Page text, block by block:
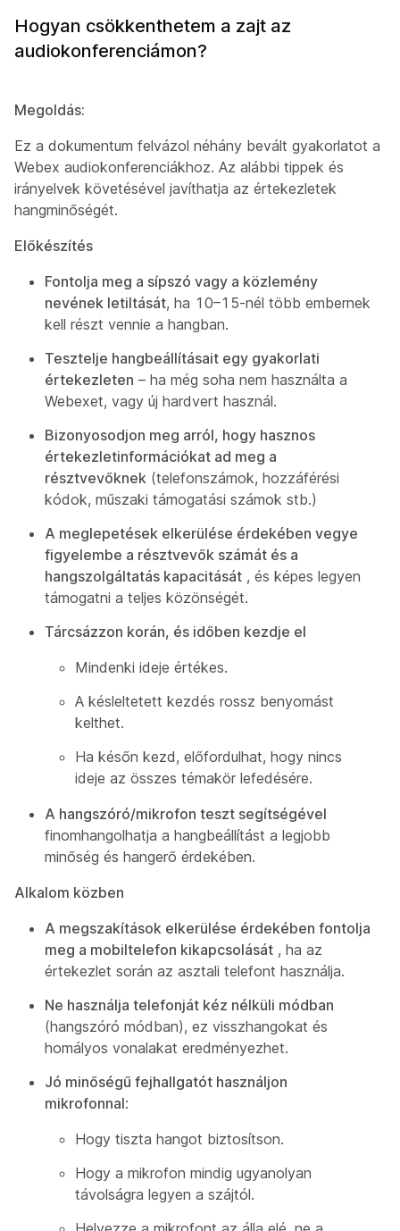
Hogyan csökkenthetem a zajt az
audiokonferenciámon?
Megoldás:
Ez a dokumentum felvázol néhány bevált gyakorlatot a
Webex audiokonferenciákhoz. Az alábbi tippek és
irányelvek követésével javíthatja az értekezletek
hangminőségét.
Előkészítés
Fontolja meg a sípszó vagy a közlemény
nevének letiltását, ha 10–15-nél több embernek
kell részt vennie a hangban.
Tesztelje hangbeállításait egy gyakorlati
értekezleten – ha még soha nem használta a
Webexet, vagy új hardvert használ.
Bizonyosodjon meg arról, hogy hasznos
értekezletinformációkat ad meg a
résztvevőknek (telefonszámok, hozzáférési
kódok, műszaki támogatási számok stb.)
A meglepetések elkerülése érdekében vegye
figyelembe a résztvevők számát és a
hangszolgáltatás kapacitását , és képes legyen
támogatni a teljes közönségét.
Tárcsázzon korán, és időben kezdje el
Mindenki ideje értékes.
A késleltetett kezdés rossz benyomást
kelthet.
Ha későn kezd, előfordulhat, hogy nincs
ideje az összes témakör lefedésére.
A hangszóró/mikrofon teszt segítségével
finomhangolhatja a hangbeállítást a legjobb
minőség és hangerő érdekében.
Alkalom közben
A megszakítások elkerülése érdekében fontolja
meg a mobiltelefon kikapcsolását , ha az
értekezlet során az asztali telefont használja.
Ne használja telefonját kéz nélküli módban
(hangszóró módban), ez visszhangokat és
homályos vonalakat eredményezhet.
Jó minőségű fejhallgatót használjon
mikrofonnal:
Hogy tiszta hangot biztosítson.
Hogy a mikrofon mindig ugyanolyan
távolságra legyen a szájtól.